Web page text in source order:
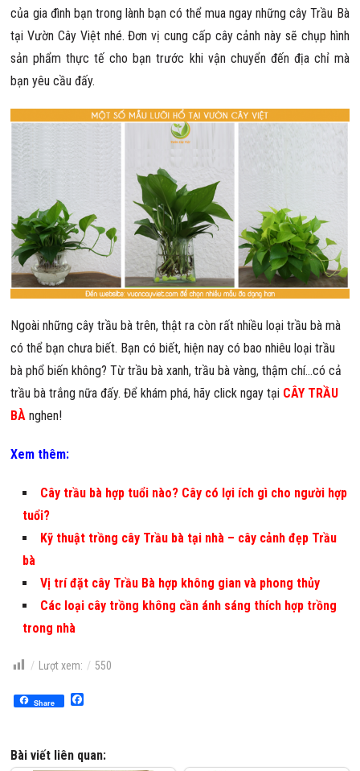
của gia đình bạn trong lành bạn có thể mua ngay những cây Trầu Bà
tại Vườn Cây Việt nhé. Đơn vị cung cấp cây cảnh này sẽ chụp hình
sản phẩm thực tế cho bạn trước khi vận chuyển đến địa chỉ mà
bạn yêu cầu đấy.
Ngoài những cây trầu bà trên, thật ra còn rất nhiều loại trầu bà mà
có thể bạn chưa biết. Bạn có biết, hiện nay có bao nhiêu loại trầu
bà phổ biến không? Từ trầu bà xanh, trầu bà vàng, thậm chí…có cả
trầu bà trắng nữa đấy. Để khám phá, hãy click ngay tại CÂY TRẦU
BÀ nghen!
Xem thêm:
Cây trầu bà hợp tuổi nào? Cây có lợi ích gì cho người hợp
tuổi?
Kỹ thuật trồng cây Trầu bà tại nhà – cây cảnh đẹp Trầu
bà
Vị trí đặt cây Trầu Bà hợp không gian và phong thủy
Các loại cây trồng không cần ánh sáng thích hợp trồng
trong nhà
Lượt xem: 550
Share
Bài viết liên quan: